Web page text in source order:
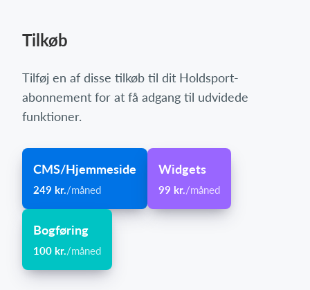
Tilkøb
Tilføj en af disse tilkøb til dit Holdsport-
abonnement for at få adgang til udvidede
funktioner.
CMS/Hjemmeside
249 kr./måned
Widgets
99 kr./måned
Bogføring
100 kr./måned